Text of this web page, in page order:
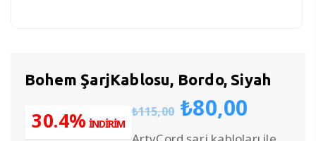
Bohem ŞarjKablosu, Bordo, Siyah
₺115,00 Orijinal
fiyat:
₺80,00
30.4% İNDİRİM